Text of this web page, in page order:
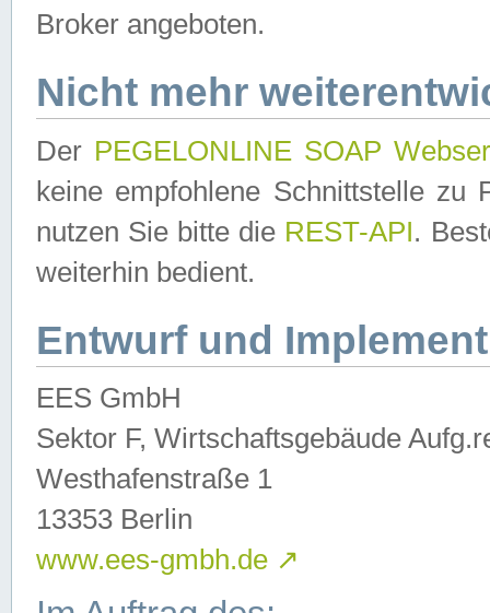
Broker angeboten.
Nicht mehr
Der PEGELONLINE SOAP
keine empfohlene Schnittstelle zu
nutzen Sie bitte die REST-API.
weiterhin bedient.
Entwurf und
EES GmbH
Sektor F, Wirtschaftsgebäude
Westhafenstraße 1
13353 Berlin
www.ees-gmbh.de ↗